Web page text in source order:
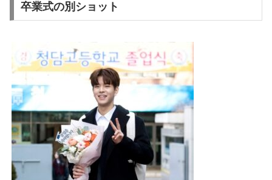
卒業式の別ショット